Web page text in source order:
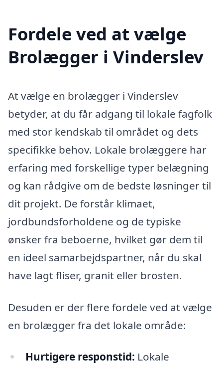
Fordele ved at vælge
Brolægger i Vinderslev
At vælge en brolægger i Vinderslev
betyder, at du får adgang til lokale fagfolk
med stor kendskab til området og dets
specifikke behov. Lokale brolæggere har
erfaring med forskellige typer belægning
og kan rådgive om de bedste løsninger til
dit projekt. De forstår klimaet,
jordbundsforholdene og de typiske
ønsker fra beboerne, hvilket gør dem til
en ideel samarbejdspartner, når du skal
have lagt fliser, granit eller brosten.
Desuden er der flere fordele ved at vælge
en brolægger fra det lokale område:
Hurtigere responstid: Lokale